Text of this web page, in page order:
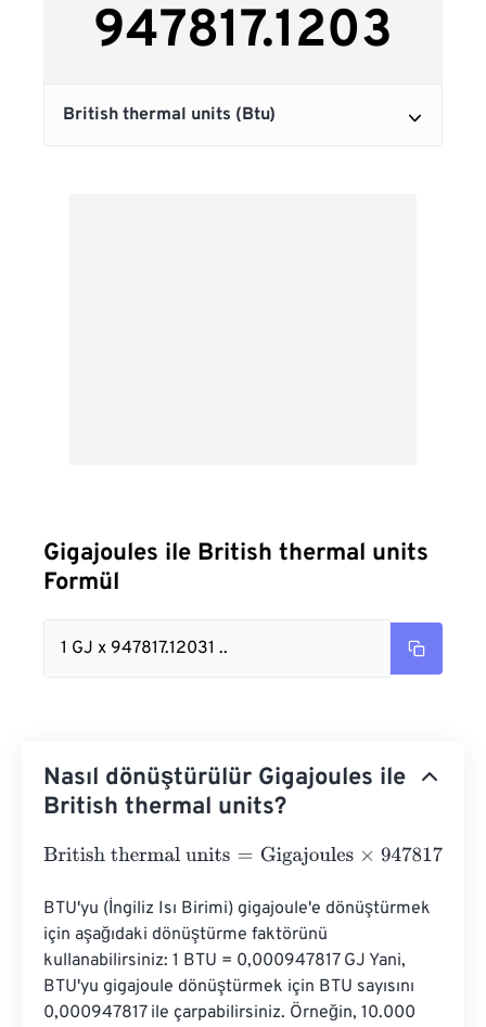
Gigajoules ile British thermal units
Formül
1 GJ x 947817.12031 ..
Nasıl dönüştürülür Gigajoules ile
British thermal units?
British thermal units=Gigajoules×947817.12031
BTU'yu (İngiliz Isı Birimi) gigajoule'e dönüştürmek
için aşağıdaki dönüştürme faktörünü
kullanabilirsiniz: 1 BTU = 0,000947817 GJ Yani,
BTU'yu gigajoule dönüştürmek için BTU sayısını
0,000947817 ile çarpabilirsiniz. Örneğin, 10.000